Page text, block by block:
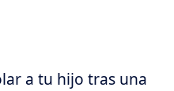
a tu hijo tras una